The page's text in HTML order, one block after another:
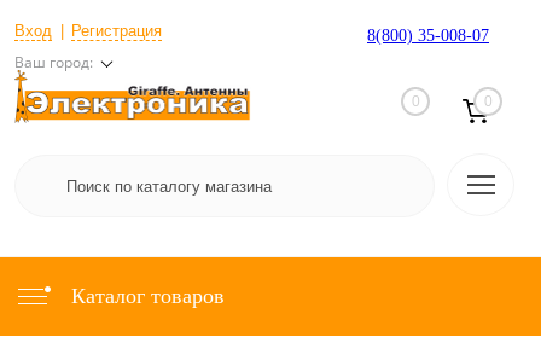
Вход Регистрация
Ваш город:
8(800) 35-008-07
0 0
Каталог товаров